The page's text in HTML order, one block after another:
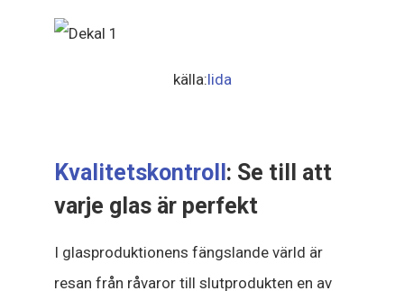
källa:lida
Kvalitetskontroll : Se till att
varje glas är perfekt
I glasproduktionens fängslande värld är
resan från råvaror till slutprodukten en av